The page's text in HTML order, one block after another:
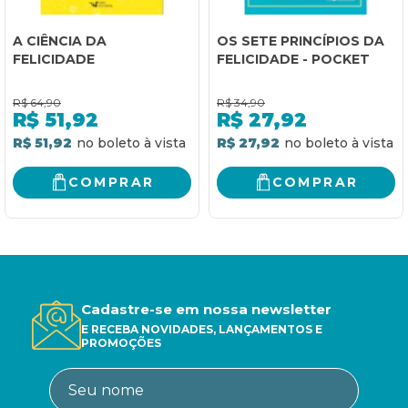
A CIÊNCIA DA
FELICIDADE
R$ 64,90
R$ 51,92
R$ 51,92
COMPRAR
OS SETE PRINCÍPIOS DA
FELICIDADE - POCKET
R$ 34,90
R$ 27,92
R$ 27,92
COMPRAR
Cadastre-se em nossa newsletter
E RECEBA NOVIDADES, LANÇAMENTOS E
PROMOÇÕES